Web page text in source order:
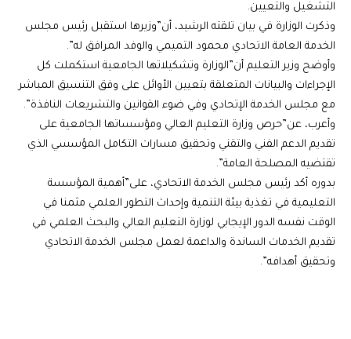
التشغيل والتعيين.
وذكرت الوزارة في بيان تلقته الرشيد، أن”وزيرها استقبل رئيس مجلس
الخدمة العامة الاتحادي محمود التميمي والوفد المرافق له”.
وأوضح وزير التعليم أن”الوزارة وتشكيلاتها الجامعية استكملت كل
الإجراءات والبيانات المتعلقة بتعيين الأوائل على وفق التنسيق المباشر
مع مجلس الخدمة الإتحادي وفي ضوء القوانين والتشريعات النافذة”.
وأعرب، عن”حرص وزارة التعليم العالي ومؤسساتها الجامعية على
تقديم الدعم الفني والتقني وتحقيق مسارات التكامل المؤسسي الذي
تقتضيه المصلحة العامة”.
بدوره أكد رئيس مجلس الخدمة الاتحادي، على”أهمية المؤسسة
التعليمية في تغذية بيئة التنمية وإحداث التطور العلمي مثمنا في
الوقت نفسه الدور الإيجابي لوزارة التعليم العالي والبحث العلمي في
تقديم الخدمات الساندة والداعمة لعمل مجلس الخدمة الاتحادي
وتحقيق أهدافه”.